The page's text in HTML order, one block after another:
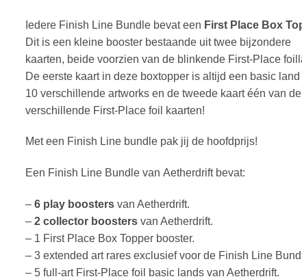
Iedere Finish Line Bundle bevat een First Place Box
Dit is een kleine booster bestaande uit twee bijzondere
kaarten, beide voorzien van de blinkende First-Place
De eerste kaart in deze boxtopper is altijd een basic land
10 verschillende artworks en de tweede kaart één van
verschillende First-Place foil kaarten!
Met een Finish Line bundle pak jij de hoofdprijs!
Een Finish Line Bundle van Aetherdrift bevat:
– 6 play boosters van Aetherdrift.
– 2 collector boosters van Aetherdrift.
– 1 First Place Box Topper booster.
– 3 extended art rares exclusief voor de Finish Line
– 5 full-art First-Place foil basic lands van Aetherdrift.